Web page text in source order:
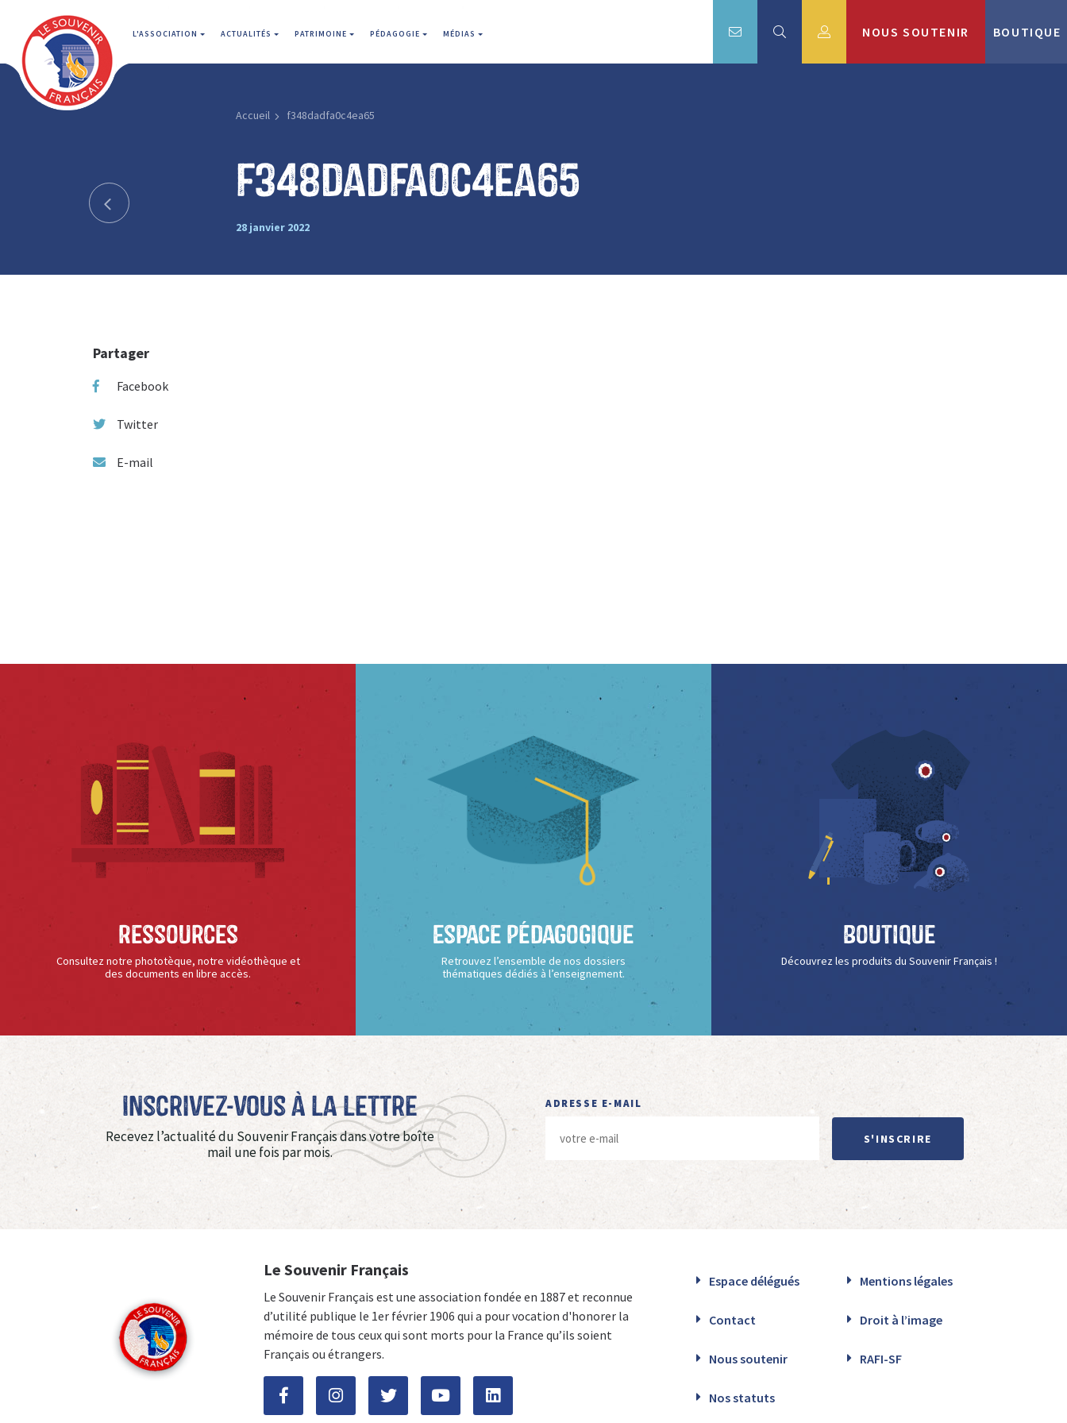
L'ASSOCIATION ACTUALITÉS PATRIMOINE PÉDAGOGIE MÉDIAS NOUS SOUTENIR BOUTIQUE
Accueil f348dadfa0c4ea65
f348dadfa0c4ea65
28 janvier 2022
Partager
Facebook
Twitter
E-mail
Ressources
Consultez notre phototèque, notre vidéothèque et
des documents en libre accès.
Espace Pédagogique
Retrouvez l’ensemble de nos dossiers
thématiques dédiés à l’enseignement.
Boutique
Découvrez les produits du Souvenir Français !
Inscrivez-vous à La Lettre
Recevez l’actualité du Souvenir Français dans votre boîte
mail une fois par mois.
ADRESSE E-MAIL
S'INSCRIRE
Le Souvenir Français
Le Souvenir Français est une association fondée en 1887 et reconnue
d’utilité publique le 1er février 1906 qui a pour vocation d'honorer la
mémoire de tous ceux qui sont morts pour la France qu’ils soient
Français ou étrangers.
Espace délégués Mentions légales
Contact Droit à l’image
Nous soutenir RAFI-SF
Nos statuts